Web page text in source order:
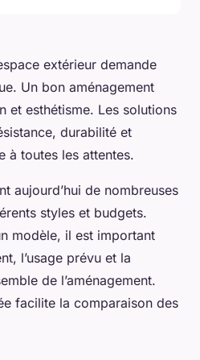
extérieur demande
Un bon aménagement
et esthétisme. Les solutions
durabilité et
à toutes les attentes.
aujourd’hui de nombreuses
styles et budgets.
modèle, il est important
l’usage prévu et la
de l’aménagement.
facilite la comparaison des